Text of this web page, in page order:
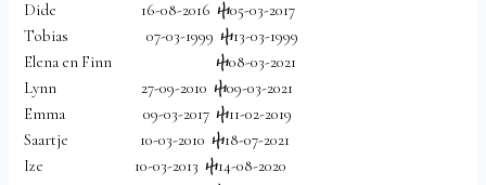
Dide 16-08-2016 ⴕ05-03-2017
Tobias 07-03-1999 ⴕ13-03-1999
Elena en Finn ⴕ08-03-2021
Lynn 27-09-2010 ⴕ09-03-2021
Emma 09-03-2017 ⴕ11-02-2019
Saartje 10-03-2010 ⴕ18-07-2021
Ize 10-03-2013 ⴕ14-08-2020